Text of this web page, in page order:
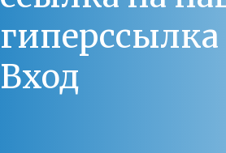
Вход